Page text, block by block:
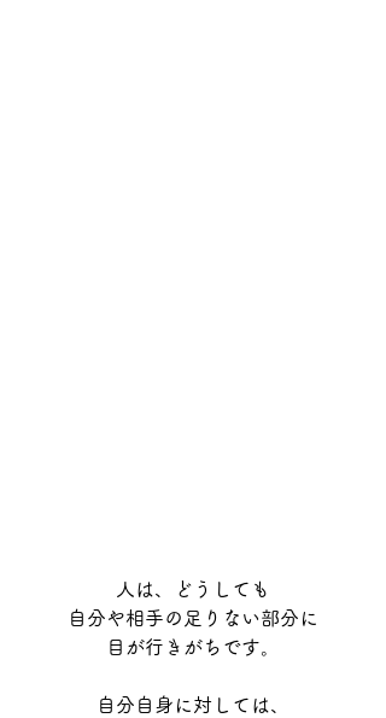
人は、どうしても
自分や相手の足りない部分に
目が行きがちです。
自分自身に対しては、